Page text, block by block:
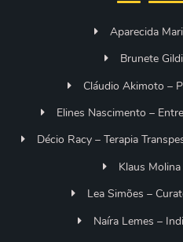
Aparecida
Brunete
Cláudio Akimoto –
Elines Nascimento –
Décio Racy – Terapia
Klaus
Lea Simões –
Naíra Lemes –